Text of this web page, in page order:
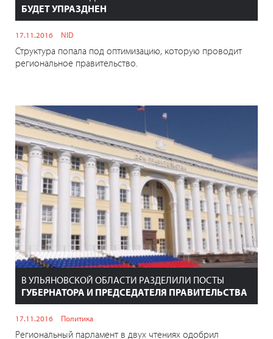
БУДЕТ УПРАЗДНЕН
17.11.2016 NID
Структура попала под оптимизацию, которую проводит
региональное правительство.
В УЛЬЯНОВСКОЙ ОБЛАСТИ РАЗДЕЛИЛИ ПОСТЫ
ГУБЕРНАТОРА И ПРЕДСЕДАТЕЛЯ ПРАВИТЕЛЬСТВА
17.11.2016 Политика
Региональный парламент в двух чтениях одобрил